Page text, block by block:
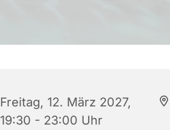
Freitag, 12. März 2027,
19:30 - 23:00 Uhr